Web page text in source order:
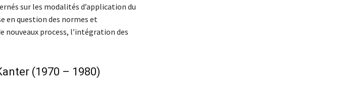
sur les modalités d’application du
en question des normes et
process, l’intégration des
(1970 – 1980)